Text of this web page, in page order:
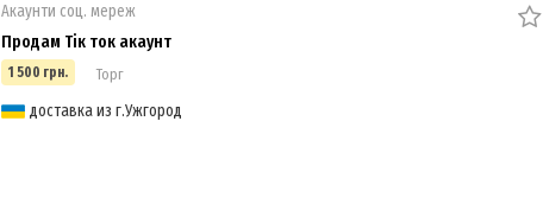
Акаунти соц. мереж
Продам Тік ток акаунт
1 500 грн. Торг
доставка из г.Ужгород